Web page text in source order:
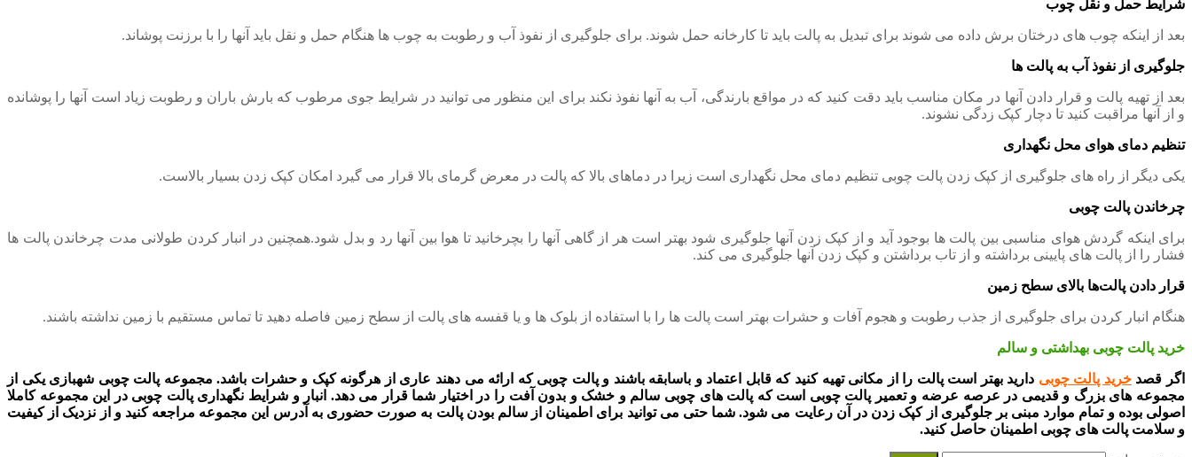
شرایط حمل و نقل چوب
بعد از اینکه چوب های درختان برش داده می شوند برای تبدیل به پالت باید تا کارخانه حمل شوند. برای جلوگیری از نفوذ آب و رطوبت به چوب ها هنگام حمل و نقل باید آنها را با برزنت پوشاند.
جلوگیری از نفوذ آب به پالت ها
بعد از تهیه پالت و قرار دادن آنها در مکان مناسب باید دقت کنید که در مواقع بارندگی، آب به آنها نفوذ نکند برای این منظور می توانید در شرایط جوی مرطوب که بارش باران و رطوبت زیاد است آنها را پوشانده
و از آنها مراقبت کنید تا دچار کپک زدگی نشوند.
تنظیم دمای هوای محل نگهداری
یکی دیگر از راه های جلوگیری از کپک زدن پالت چوبی تنظیم دمای محل نگهداری است زیرا در دماهای بالا که پالت در معرض گرمای بالا قرار می گیرد امکان کپک زدن بسیار بالاست.
چرخاندن پالت چوبی
برای اینکه گردش هوای مناسبی بین پالت ها بوجود آید و از کپک زدن آنها جلوگیری شود بهتر است هر از گاهی آنها را بچرخانید تا هوا بین آنها رد و بدل شود.همچنین در انبار کردن طولانی مدت چرخاندن پالت ها
فشار را از پالت های پایینی برداشته و از تاب برداشتن و کپک زدن آنها جلوگیری می کند.
قرار دادن پالت‌ها بالای سطح زمین
هنگام انبار کردن برای جلوگیری از جذب رطوبت و هجوم آفات و حشرات بهتر است پالت ها را با استفاده از بلوک ها و یا قفسه های پالت از سطح زمین فاصله دهید تا تماس مستقیم با زمین نداشته باشند.
خرید پالت چوبی بهداشتی و سالم
اگر قصدخرید پالت چوبی دارید بهتر است پالت را از مکانی تهیه کنید که قابل اعتماد و باسابقه باشند و پالت چوبی که ارائه می دهند عاری از هرگونه کپک و حشرات باشد. مجموعه پالت چوبی شهبازی یکی از
مجموعه های بزرگ و قدیمی در عرصه عرضه و تعمیر پالت چوبی است که پالت های چوبی سالم و خشک و بدون آفت را در اختیار شما قرار می دهد. انبار و شرایط نگهداری پالت چوبی در این مجموعه کاملا
اصولی بوده و تمام موارد مبنی بر جلوگیری از کپک زدن در آن رعایت می شود. شما حتی می توانید برای اطمینان از سالم بودن پالت به صورت حضوری به آدرس این مجموعه مراجعه کنید و از نزدیک از کیفیت
و سلامت پالت های چوبی اطمینان حاصل کنید.